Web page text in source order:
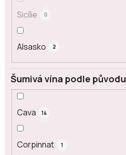
Sicílie 0
Alsasko 2
Šumivá vína podle původu
Cava 14
Corpinnat 1